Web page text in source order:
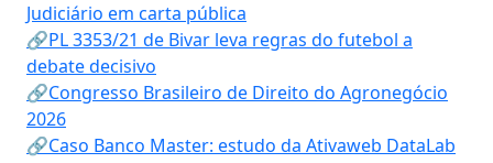
Judiciário em carta pública
🔗PL 3353/21 de Bivar leva regras do futebol a
debate decisivo
🔗Congresso Brasileiro de Direito do Agronegócio
2026
🔗Caso Banco Master: estudo da Ativaweb DataLab